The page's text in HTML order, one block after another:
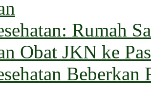
Rumah
Obat JKN ke